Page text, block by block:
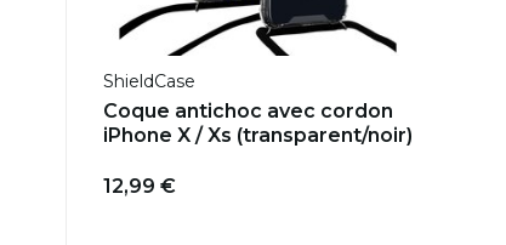
ShieldCase
Coque antichoc avec cordon
iPhone X / Xs (transparent/noir)
12,99 €